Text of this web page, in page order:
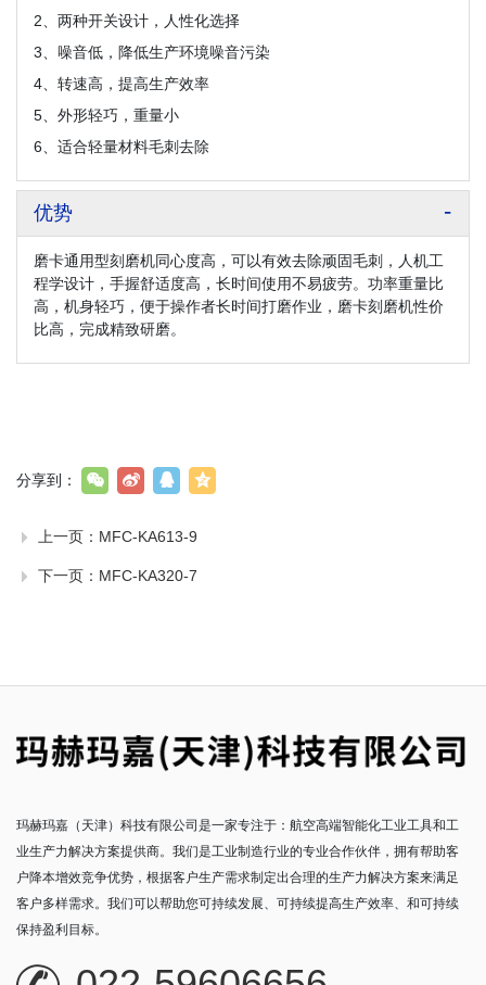
2、两种开关设计，人性化选择
3、噪音低，降低生产环境噪音污染
4、转速高，提高生产效率
5、外形轻巧，重量小
6、适合轻量材料毛刺去除
优势
磨卡通用型刻磨机同心度高，可以有效去除顽固毛刺，人机工
程学设计，手握舒适度高，长时间使用不易疲劳。功率重量比
高，机身轻巧，便于操作者长时间打磨作业，磨卡刻磨机性价
比高，完成精致研磨。
上一页： MFC-KA613-9
下一页： MFC-KA320-7
分享到：
玛赫玛嘉（天津）科技有限公司是一家专注于：航空高端智能化工业工具和工
业生产力解决方案提供商。我们是工业制造行业的专业合作伙伴，拥有帮助客
户降本增效竞争优势，根据客户生产需求制定出合理的生产力解决方案来满足
客户多样需求。我们可以帮助您可持续发展、可持续提高生产效率、和可持续
保持盈利目标。